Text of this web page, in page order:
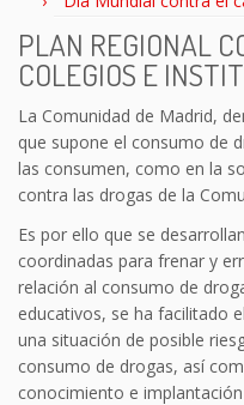
PLAN REGIONAL
COLEGIOS E
La Comunidad de Madrid,
que supone el consumo de
las consumen, como en la
contra las drogas de la
Es por ello que se
coordinadas para frenar y
relación al consumo de
educativos, se ha facilitado
una situación de posible
consumo de drogas, así
conocimiento e